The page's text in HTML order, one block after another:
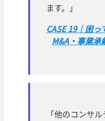
ます。」
CASE 19｜困っ
M&A・事業承
「他のコンサ